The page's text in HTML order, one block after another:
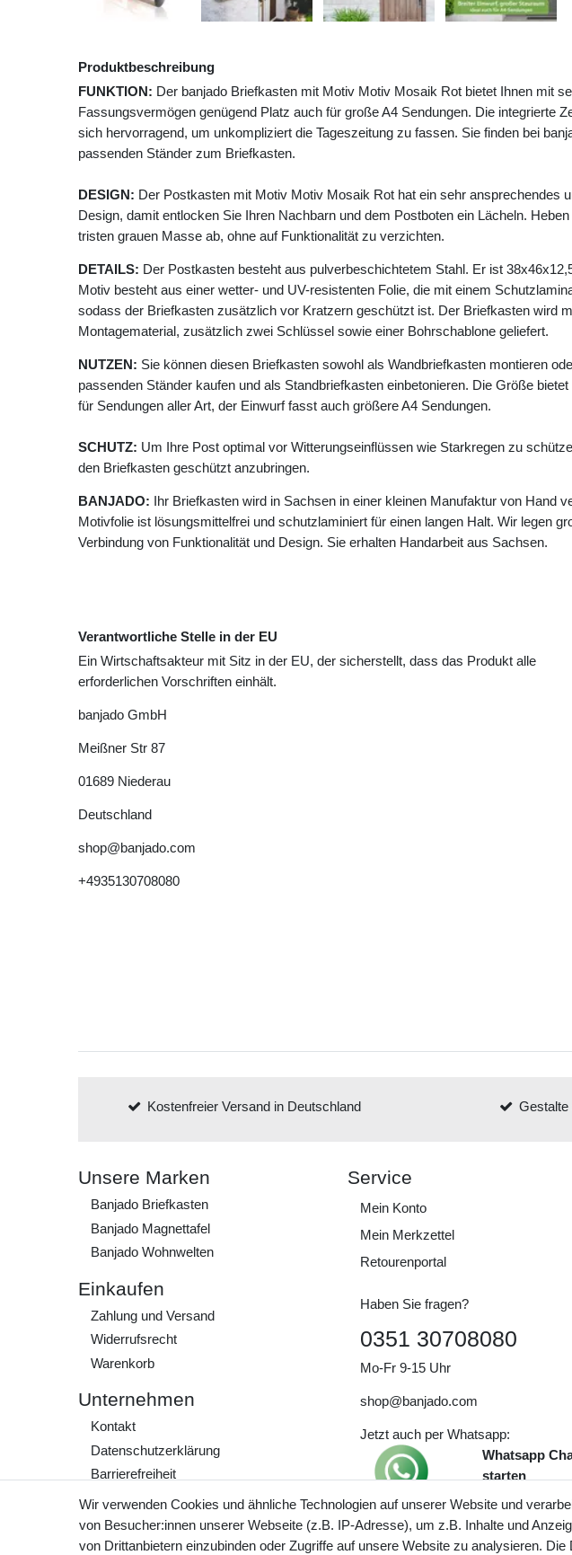
Produktbeschreibung
FUNKTION: Der banjado Briefkasten mit Motiv Motiv Mosaik Rot bietet Ihnen mit
Fassungsvermögen genügend Platz auch für große A4 Sendungen. Die integrierte
sich hervorragend, um unkompliziert die Tageszeitung zu fassen. Sie finden bei
passenden Ständer zum Briefkasten.
DESIGN: Der Postkasten mit Motiv Motiv Mosaik Rot hat ein sehr ansprechendes
Design, damit entlocken Sie Ihren Nachbarn und dem Postboten ein Lächeln.
tristen grauen Masse ab, ohne auf Funktionalität zu verzichten.
DETAILS: Der Postkasten besteht aus pulverbeschichtetem Stahl. Er ist
Motiv besteht aus einer wetter- und UV-resistenten Folie, die mit einem
sodass der Briefkasten zusätzlich vor Kratzern geschützt ist. Der Briefkasten wird
Montagematerial, zusätzlich zwei Schlüssel sowie einer Bohrschablone geliefert.
NUTZEN: Sie können diesen Briefkasten sowohl als Wandbriefkasten montieren
passenden Ständer kaufen und als Standbriefkasten einbetonieren. Die Größe bietet
für Sendungen aller Art, der Einwurf fasst auch größere A4 Sendungen.
SCHUTZ: Um Ihre Post optimal vor Witterungseinflüssen wie Starkregen zu
den Briefkasten geschützt anzubringen.
BANJADO: Ihr Briefkasten wird in Sachsen in einer kleinen Manufaktur von Hand
Motivfolie ist lösungsmittelfrei und schutzlaminiert für einen langen Halt. Wir legen
Verbindung von Funktionalität und Design. Sie erhalten Handarbeit aus Sachsen.
Verantwortliche Stelle in der EU
Ein Wirtschaftsakteur mit Sitz in der EU, der sicherstellt, dass das Produkt alle
erforderlichen Vorschriften einhält.
banjado GmbH
Meißner Str 87
01689 Niederau
Deutschland
shop@banjado.com
+4935130708080
Kostenfreier Versand in Deutschland Gestalte
Unsere Marken
Banjado Briefkasten
Banjado Magnettafel
Banjado Wohnwelten
Einkaufen
Zahlung und Versand
Widerrufs­recht
Warenkorb
Unternehmen
Kontakt
Daten­schutz­erklärung
Barrierefreiheit
AGB
Impressum
Service
Mein Konto
Mein Merkzettel
Retourenportal
Haben Sie fragen?
0351 30708080
Mo-Fr 9-15 Uhr
shop@banjado.com
Jetzt auch per Whatsapp:
Whatsapp
starten
Preisangaben inkl. gesetzl. MwSt.
zzgl. Service- und Versandkosten
Wir verwenden Cookies und ähnliche Technologien auf unserer Website und
von Besucher:innen unserer Webseite (z.B. IP-Adresse), um z.B. Inhalte und
von Drittanbietern einzubinden oder Zugriffe auf unsere Website zu analysieren.